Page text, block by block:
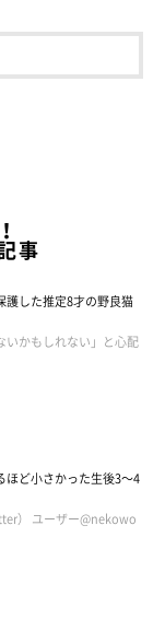
らかというとあま
おしゃべり好き
たくさん話しかけ
くらいおしゃべり
毎日さまざまなバ
か。
事
護した推定8才の野良猫
いかもしれない」と心配
ほど小さかった生後3～4
） ユーザー@nekowo